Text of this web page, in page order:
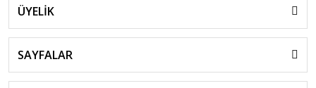
ÜYELİK
SAYFALAR